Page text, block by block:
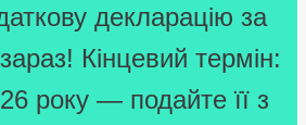
декларацію за
Кінцевий термін:
року — подайте її з